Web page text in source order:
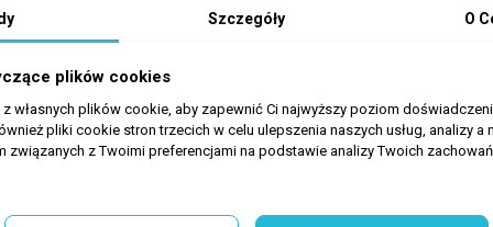
Wystarczy w ciągu 90 dni od daty zakupu zarejestrować swój
Szczegóły O
plików cookies
z własnych plików cookie, aby zapewnić Ci najwyższy poziom
pliki cookie stron trzecich w celu ulepszenia naszych usług, analizy a
związanych z Twoimi preferencjami na podstawie analizy Twoich